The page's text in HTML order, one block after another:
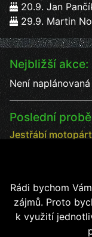
20.9. Jan
29.9. Martin
Nejbližší akce:
Není
Poslední
Jestřábí
Jestřábí
Čas: 17:00
Místo:Jestřábí
soutěže, kapely,
Rádi bychom
zájmů. Proto
k využití